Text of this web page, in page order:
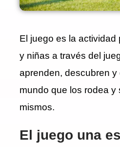
El juego es la actividad
y niñas a través del
aprenden, descubren y
mundo que los rodea y
mismos.
El juego una